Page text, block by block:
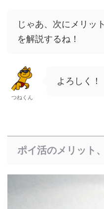
じゃあ、次にメリッ
を解説するね！
つねくん
よろしく！
ポイ活のメリット